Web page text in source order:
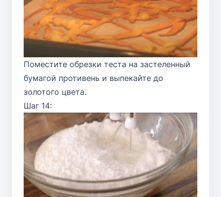
Поместите обрезки теста на застеленный
бумагой противень и выпекайте до
золотого цвета.
Шаг 14: